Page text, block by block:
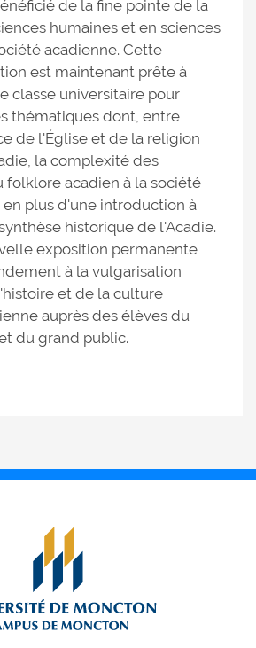
de la fine pointe de la
humaines et en sciences
acadienne. Cette
est maintenant prête à
classe universitaire pour
thématiques dont, entre
de l'Église et de la religion
la complexité des
folklore acadien à la société
plus d'une introduction à
historique de l'Acadie.
exposition permanente
à la vulgarisation
et de la culture
auprès des élèves du
du grand public.